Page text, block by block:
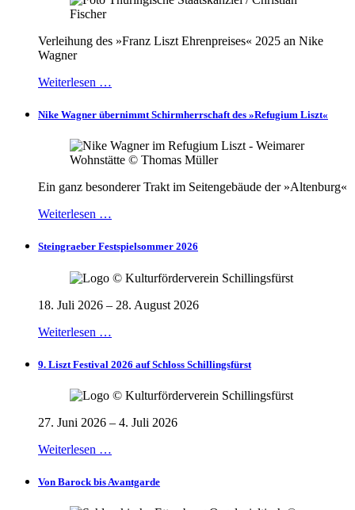
Verleihung des »Franz Liszt Ehrenpreises« 2025 an Nike
Wagner
Weiterlesen …
Nike Wagner übernimmt Schirmherrschaft des »Refugium Liszt«
Ein ganz besonderer Trakt im Seitengebäude der »Altenburg«
Weiterlesen …
Steingraeber Festspielsommer 2026
18. Juli 2026 – 28. August 2026
Weiterlesen …
9. Liszt Festival 2026 auf Schloss Schillingsfürst
27. Juni 2026 – 4. Juli 2026
Weiterlesen …
Von Barock bis Avantgarde